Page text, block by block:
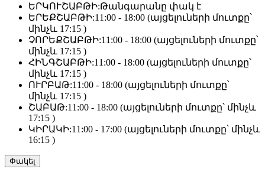
ԵՐԿՈՒՇԱԲԹԻ:Թանգարանը փակ է
ԵՐԵՔՇԱԲԹԻ:11:00 - 18:00 (այցելուների մուտքը՝
մինչև 17:15 )
ՉՈՐԵՔՇԱԲԹԻ:11:00 - 18:00 (այցելուների մուտքը՝
մինչև 17:15 )
ՀԻՆԳՇԱԲԹԻ:11:00 - 18:00 (այցելուների մուտքը՝
մինչև 17:15 )
ՈՒՐԲԱԹ:11:00 - 18:00 (այցելուների մուտքը՝
մինչև 17:15 )
ՇԱԲԱԹ:11:00 - 18:00 (այցելուների մուտքը՝ մինչև
17:15 )
ԿԻՐԱԿԻ:11:00 - 17:00 (այցելուների մուտքը՝ մինչև
16:15 )
Փակել